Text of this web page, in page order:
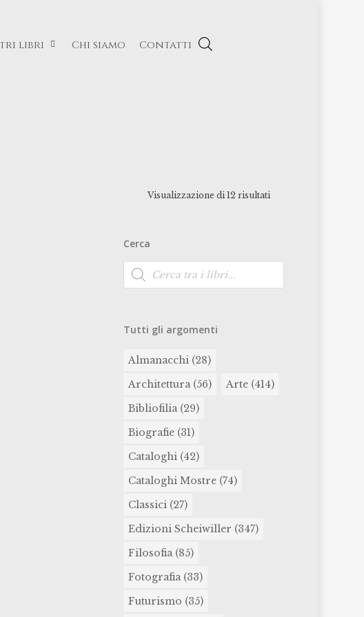
libri Chi siamo Contatti
Visualizzazione di 12 risultati
Cerca
Ricerca
prodotti
Tutti gli argomenti
Almanacchi(28)
Architettura(56) Arte(414)
Bibliofilia(29)
Biografie(31)
Cataloghi(42)
Cataloghi Mostre(74)
Classici(27)
Edizioni Scheiwiller (347)
Filosofia(85)
Fotografia(33)
Futurismo (35)